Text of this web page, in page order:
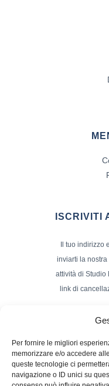
Per fornire le migliori
memorizzare e/o accedere
queste tecnologie ci
navigazione o ID unici su
ISCRIVITI
Il tuo
inviarti la
attività di Studio
link di